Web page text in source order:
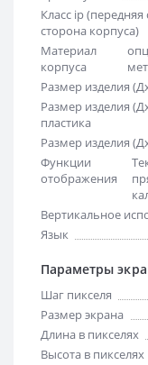
Класс ip
сторона корпуса)
Материал
корпуса
Размер изделия
Размер изделия
пластика
Размер изделия
Функции
отображения
Вертикальное
Язык
Параметры
Шаг пикселя
Размер экрана
Длина в пикселях
Высота в пикселях